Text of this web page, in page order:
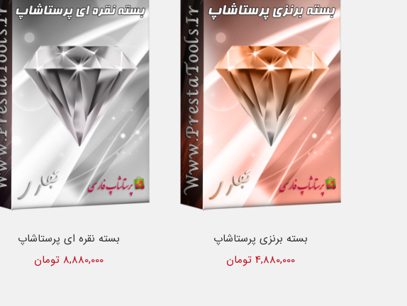
بسته برنزی پرستاشاپ
4,880,000 تومان
بسته نقره ای پرستاشاپ
8,880,000 تومان